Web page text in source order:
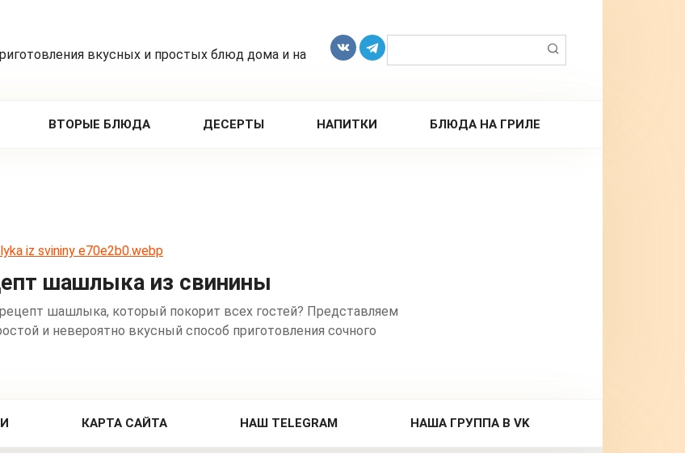
вкусных и простых блюд дома и на
ВТОРЫЕ БЛЮДА ДЕСЕРТЫ НАПИТКИ БЛЮДА НА ГРИЛЕ
шашлыка из свинины
шашлыка, который покорит всех гостей? Представляем
и невероятно вкусный способ приготовления сочного
КАРТА САЙТА НАШ TELEGRAM НАША ГРУППА В VK